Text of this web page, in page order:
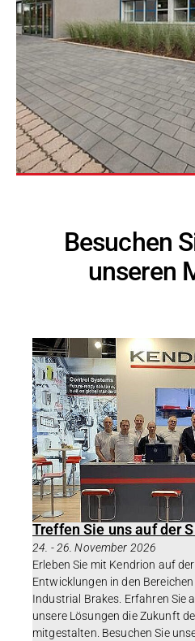
Besuchen
unseren
Treffen Sie uns auf der
24. - 26. November 2026
Erleben Sie mit Kendrion auf
Entwicklungen in den
Industrial Brakes. Erfahren Sie
unsere Lösungen die Zukunft
mitgestalten. Besuchen Sie